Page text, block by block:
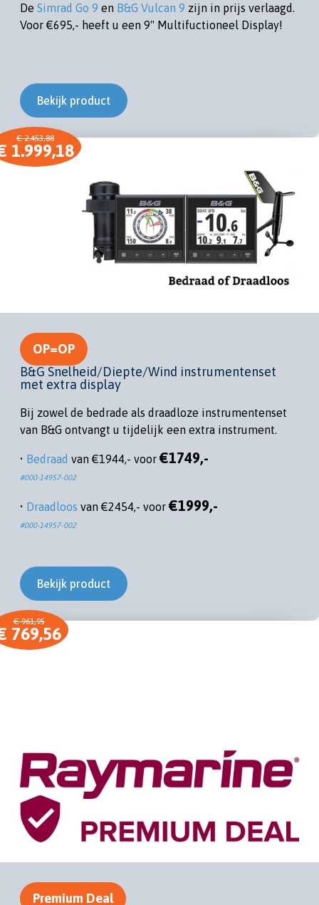
De Simrad Go 9 en B&G Vulcan 9 zijn in prijs verlaagd.
Voor €695,- heeft u een 9" Multifuctioneel Display!
Bekijk product
OP=OP
B&G Snelheid/Diepte/Wind instrumentenset
met extra display
Bij zowel de bedrade als draadloze instrumentenset
van B&G ontvangt u tijdelijk een extra instrument.
• Bedraad van €1944,- voor €1749,-
#000-14957-002
• Draadloos van €2454,- voor €1999,-
#000-14957-002
Bekijk product
€ 2.453,88
1.999,18
Premium Deal
€ 961,95
769,56